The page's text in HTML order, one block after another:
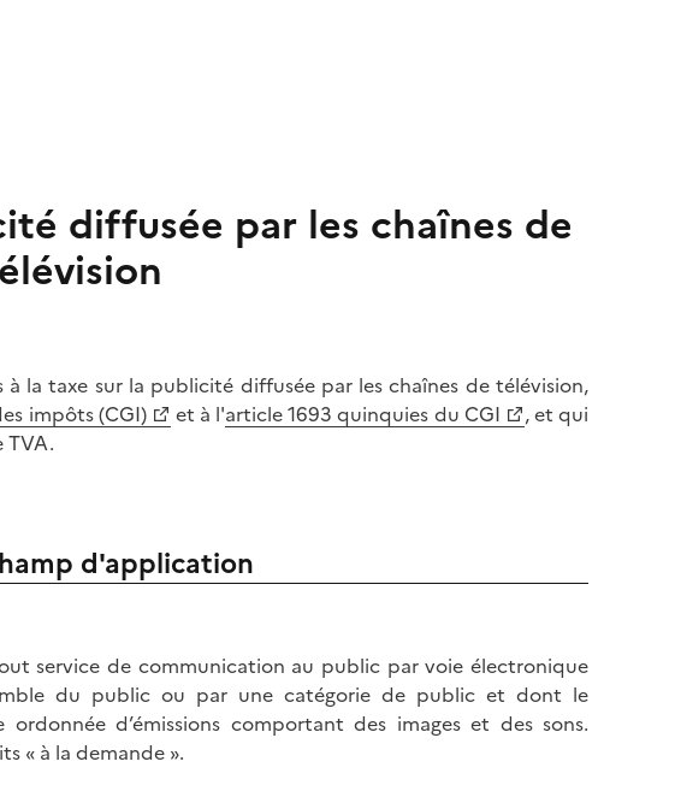
diffusée par les chaînes de
la taxe sur la publicité diffusée par les chaînes de télévision,
impôts (CGI) et à l'article 1693 quinquies du CGI
, et qui
TVA.
d'application
service de communication au public par voie électronique
du public ou par une catégorie de public et dont le
d’émissions comportant des images et des sons.
« à la demande ».